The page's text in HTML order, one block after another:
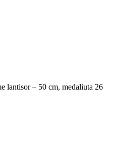
lantisor – 50 cm, medaliuta 26